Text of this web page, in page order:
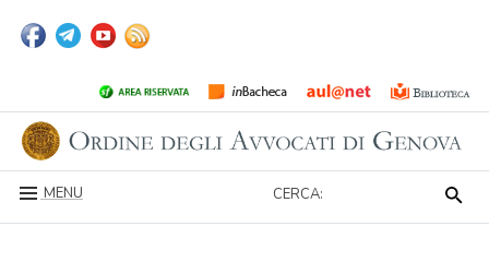
MENU CERCA: